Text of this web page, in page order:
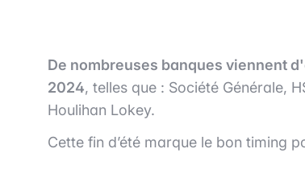
De nombreuses banques viennent
2024, telles que : Société Générale,
Houlihan Lokey.
Cette fin d’été marque le bon timing